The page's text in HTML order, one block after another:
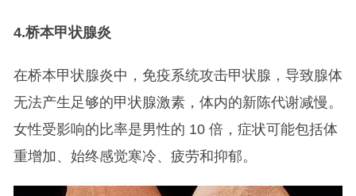
4.桥本甲状腺炎
在桥本甲状腺炎中，免疫系统攻击甲状腺，导致腺体
无法产生足够的甲状腺激素，体内的新陈代谢减慢。
女性受影响的比率是男性的 10 倍，症状可能包括体
重增加、始终感觉寒冷、疲劳和抑郁。